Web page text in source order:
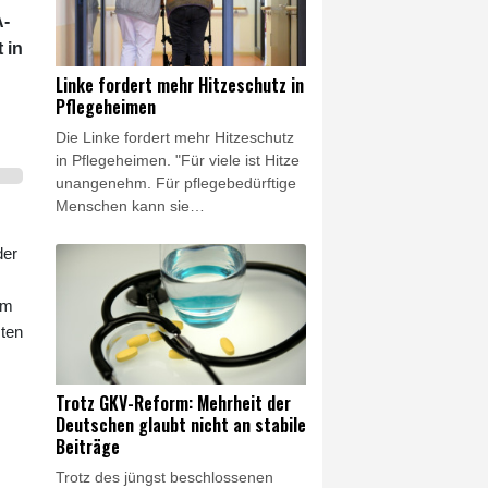
in
Einschnitten bei pflegenden
Angehörigen. Grünen-Fraktionsvize
Andreas Audretsch warf der
Bundesregierung vor, pflegende
Angehörige "in Altersarmut
schicken" zu wollen.
Linke fordert mehr Hitzeschutz in
Pflegeheimen
Die Linke fordert mehr Hitzeschutz
in Pflegeheimen. "Für viele ist Hitze
unangenehm. Für pflegebedürftige
Menschen kann sie
Linken-Pflegepolitikerin Evelyn
Schötz am Donnerstag der
Nachrichtenagentur AFP. Das
Robert-Koch-Institut (RKI) gehe von
über 5000 Hitzetoten im letzten
Monat aus. Besonders betroffen
von Hitze seien Menschen über 75
Jahre. "Die nächste Hitzewelle steht
vor der Tür, doch die Pflegeheime
hierzulande sind darauf nicht
ausreichend vorbereitet."
Trotz GKV-Reform: Mehrheit der
Deutschen glaubt nicht an stabile
Beiträge
Trotz des jüngst beschlossenen